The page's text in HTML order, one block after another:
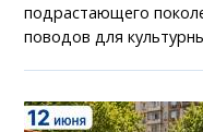
подрастающего
поводов для